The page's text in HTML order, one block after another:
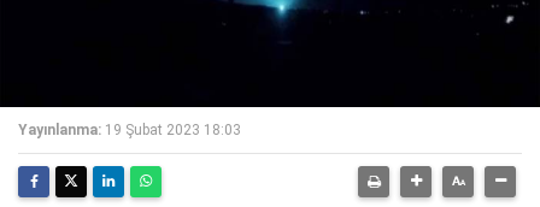
Yayınlanma: 19 Şubat 2023 18:03